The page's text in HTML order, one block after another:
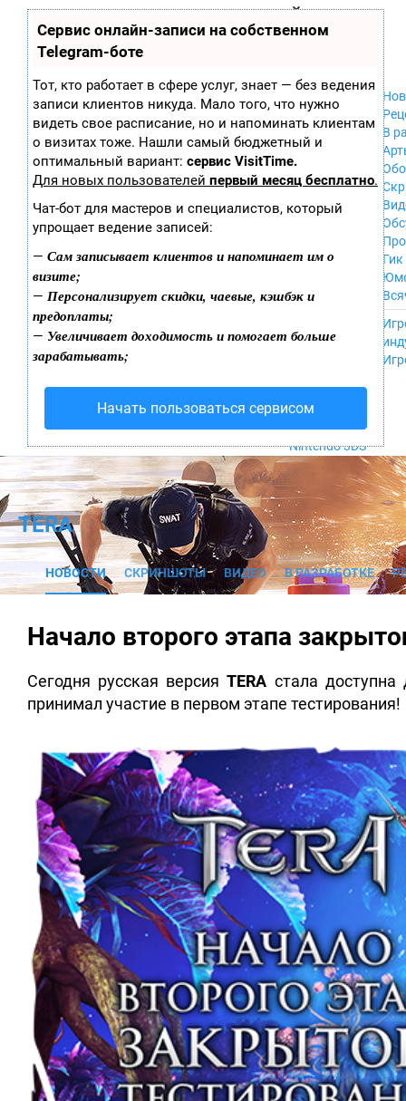
Сервис онлайн-записи на собственном
Telegram-боте
Тот, кто работает в сфере услуг, знает — без ведения
записи клиентов никуда. Мало того, что нужно
видеть свое расписание, но и напоминать клиентам
о визитах тоже. Нашли самый бюджетный и
оптимальный вариант: сервис VisitTime.
Для новых пользователей первый месяц бесплатно.
Чат-бот для мастеров и специалистов, который
упрощает ведение записей:
— Сам записывает клиентов и напоминает им о
визите;
— Персонализирует скидки, чаевые, кэшбэк и
предоплаты;
— Увеличивает доходимость и помогает больше
зарабатывать;
Начать пользоваться сервисом
играх
ла
ор
ы
Xbox 360
Wii
GameCube
PS
PS2
PS3
Nintendo 64
PSP
iPhone, iPod,
MacOS
NES
Wii U
PS4
Xbox One
Nintendo 3DS
В
Гик
TERA
НОВОСТИ СКРИНШОТЫ ВИДЕО В РАЗРАБОТКЕ
Начало второго этапа
Сегодня русская версияTERA стала
принимал участие в первом этапе тестирования!